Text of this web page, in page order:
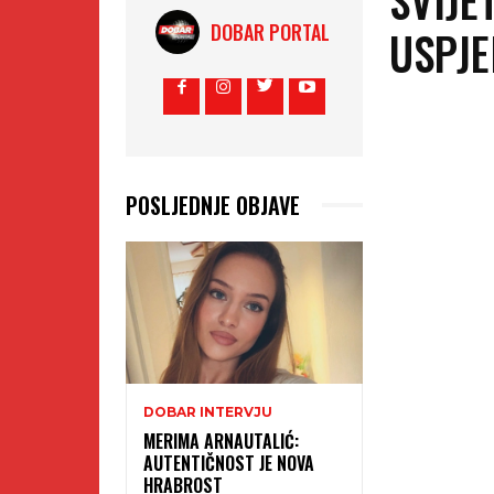
DOBAR PORTAL
POSLJEDNJE OBJAVE
DOBAR INTERVJU
MERIMA ARNAUTALIĆ:
AUTENTIČNOST JE NOVA
HRABROST